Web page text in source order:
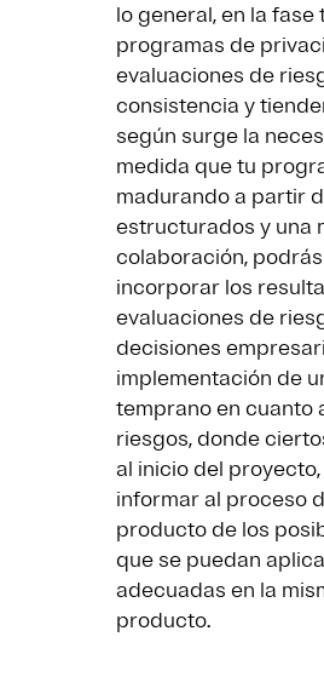
lo general, en la
programas de
evaluaciones de
consistencia y
según surge la
medida que tu
madurando a partir
estructurados y una
colaboración,
incorporar los
evaluaciones de
decisiones
implementación de
temprano en cuanto
riesgos, donde
al inicio del
informar al proceso
producto de los
que se puedan
adecuadas en la
producto.